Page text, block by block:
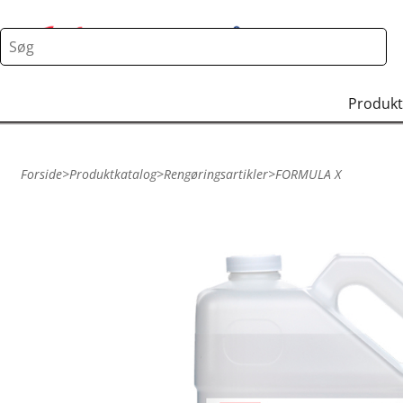
Forside>Produktkatalog>Rengøringsartikler>FORMULA X